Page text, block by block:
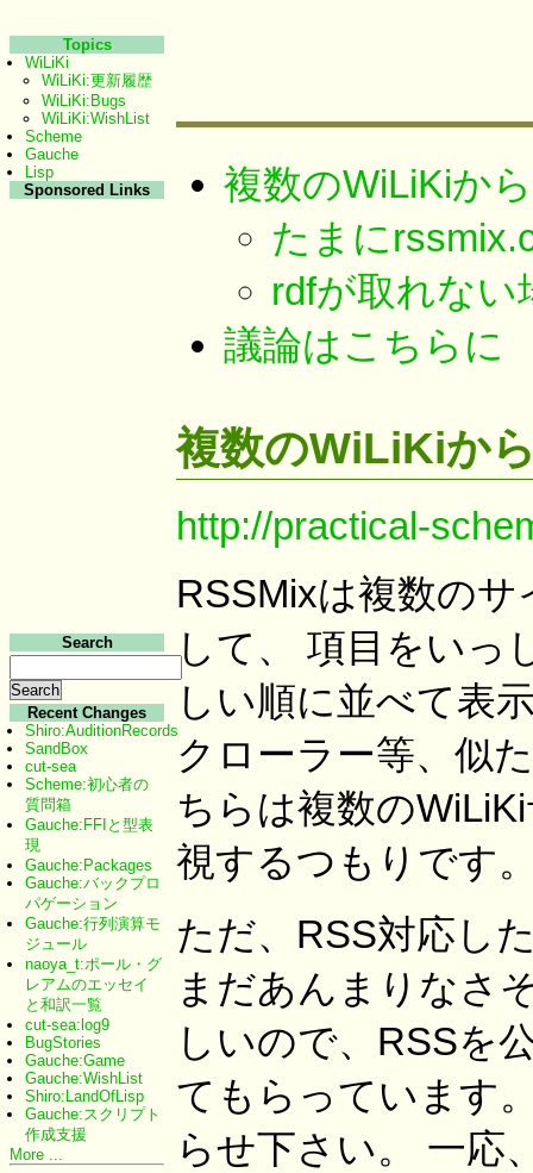
複数のWiLiKiか
たまに
rdfが取れない
議論はこちらに
複数のWiLiKiか
http://practical-
RSSMixは複数の
して、 項目をいっ
しい順に並べて表
クローラー等、似
ちらは複数の
視するつもりです
ただ、RSS対応し
まだあんまりなさ
しいので、RSSを
てもらっています
らせ下さい。 一応
Topics
WiLiKi
WiLiKi:更新履歴
WiLiKi:Bugs
WiLiKi:WishList
Scheme
Gauche
Lisp
Sponsored Links
Search
Recent Changes
Shiro:AuditionRecords
SandBox
cut-sea
Scheme:初心者の
質問箱
Gauche:FFIと型表
現
Gauche:Packages
Gauche:バックプロ
パゲーション
Gauche:行列演算モ
ジュール
naoya_t:ポール・グ
レアムのエッセイ
と和訳一覧
cut-sea:log9
BugStories
Gauche:Game
Gauche:WishList
Shiro:LandOfLisp
Gauche:スクリプト
作成支援
More ...